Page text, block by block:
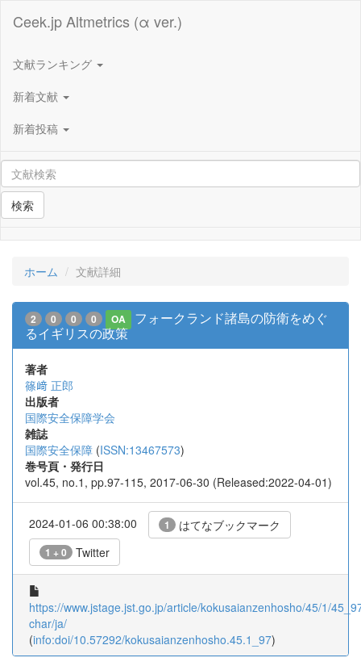
Ceek.jp Altmetrics (α ver.)
文献ランキング
新着文献
新着投稿
検索
ホーム 文献詳細
2 0 0 0 OA
フォークランド諸島の防衛をめぐ
るイギリスの政策
著者
篠﨑 正郎
出版者
国際安全保障学会
雑誌
国際安全保障 (ISSN:13467573)
巻号頁・発行日
vol.45, no.1, pp.97-115, 2017-06-30 (Released:2022-04-01)
2024-01-06 00:38:00 1 はてなブックマーク
1 + 0 Twitter
https://www.jstage.jst.go.jp/article/kokusaianzenhosho/45/1/
char/ja/
(info:doi/10.57292/kokusaianzenhosho.45.1_97)